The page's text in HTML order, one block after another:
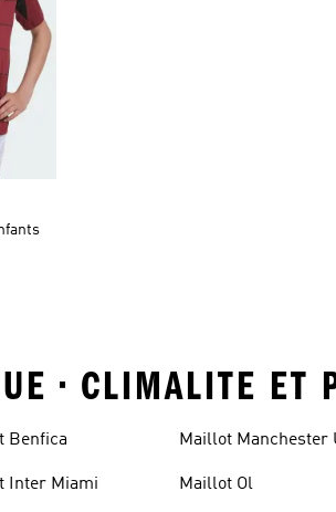
• CLIMALITE ET
Benfica
Inter Miami
Maillot Manchester
Maillot Ol